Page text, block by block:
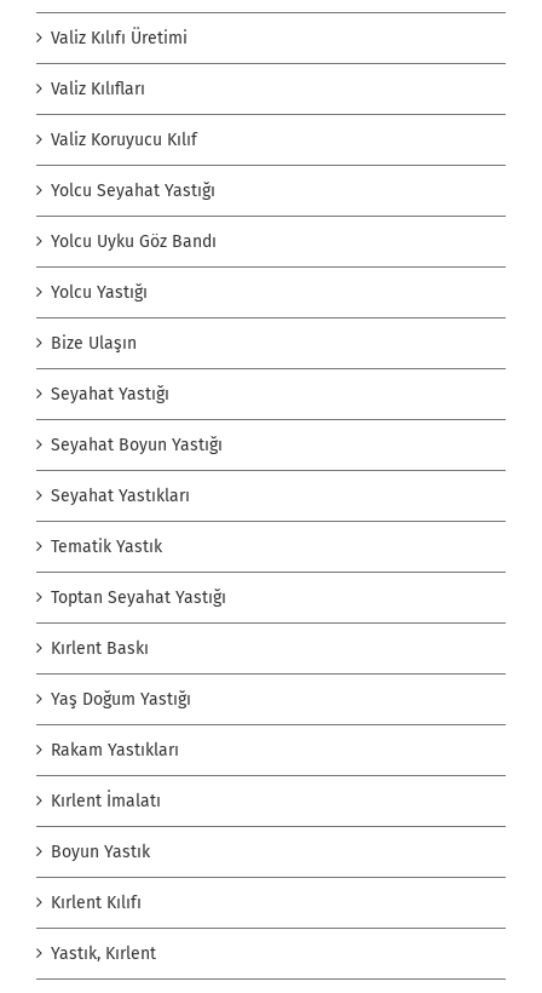
Valiz Kılıfı Üretimi
Valiz Kılıfları
Valiz Koruyucu Kılıf
Yolcu Seyahat Yastığı
Yolcu Uyku Göz Bandı
Yolcu Yastığı
Bize Ulaşın
Seyahat Yastığı
Seyahat Boyun Yastığı
Seyahat Yastıkları
Tematik Yastık
Toptan Seyahat Yastığı
Kırlent Baskı
Yaş Doğum Yastığı
Rakam Yastıkları
Kırlent İmalatı
Boyun Yastık
Kırlent Kılıfı
Yastık, Kırlent